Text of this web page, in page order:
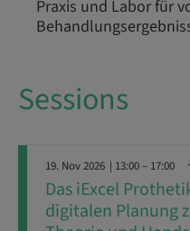
Praxis und Labor für
Sessions
19. Nov 2026 | 13:00 – 17:00
Das iExcel
digitalen Planung